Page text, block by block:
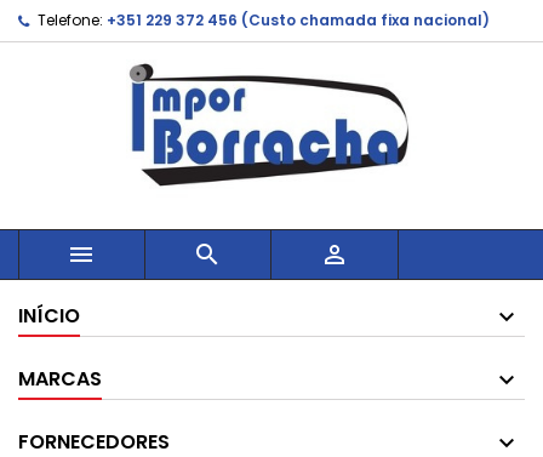
Telefone: +351 229 372 456 (Custo chamada fixa nacional)
  
INÍCIO
MARCAS
FORNECEDORES